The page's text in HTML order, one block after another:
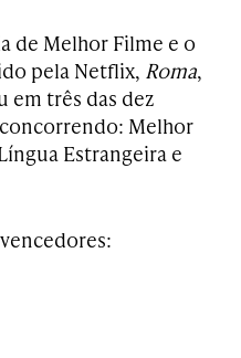
de Melhor Filme e o
pela Netflix, Roma,
em três das dez
Melhor
Estrangeira e